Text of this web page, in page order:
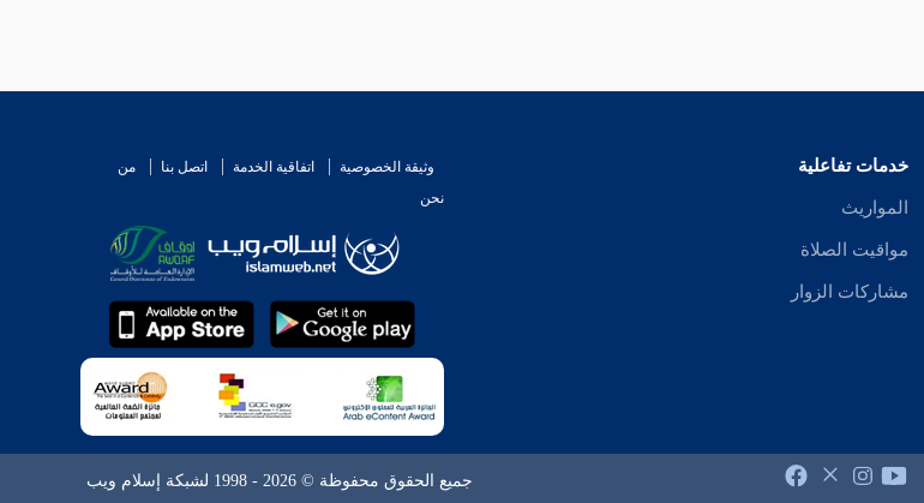
خدمات تفاعلية
المواريث
مواقيت الصلاة
مشاركات الزوار
وثيقة الخصوصية اتفاقية الخدمة اتصل بنا
من
نحن
جميع الحقوق محفوظة © 2026 - 1998 لشبكة إسلام ويب